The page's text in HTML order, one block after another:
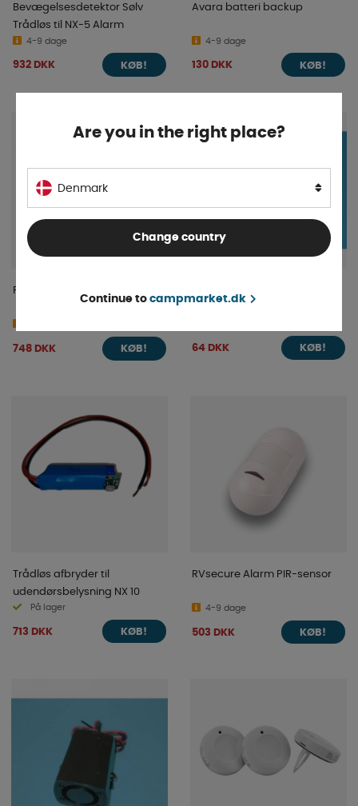
Bevægelsesdetektor Sølv
Trådløs til NX-5 Alarm
4-9 dage
932 DKK KØB!
Avara batteri backup
4-9 dage
130 DKK KØB!
Fjernbetjening til NX 10
748 DKK KØB! 64 DKK KØB!
Trådløs afbryder til
udendørsbelysning NX 10
På lager
713 DKK KØB!
RVsecure Alarm PIR-sensor
4-9 dage
503 DKK KØB!
Are you in the right place?
Denmark
Change country
Continue to campmarket.dk